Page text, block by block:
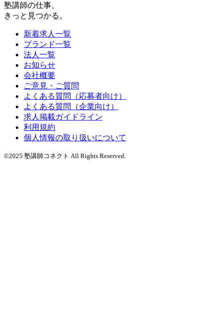
塾講師の仕事、
きっと見つかる。
新着求人一覧
ブランド一覧
法人一覧
お知らせ
会社概要
ご意見・ご質問
よくある質問（応募者向け）
よくある質問（企業向け）
求人掲載ガイドライン
利用規約
個人情報の取り扱いについて
©2025 塾講師コネクト All Rights Reserved.